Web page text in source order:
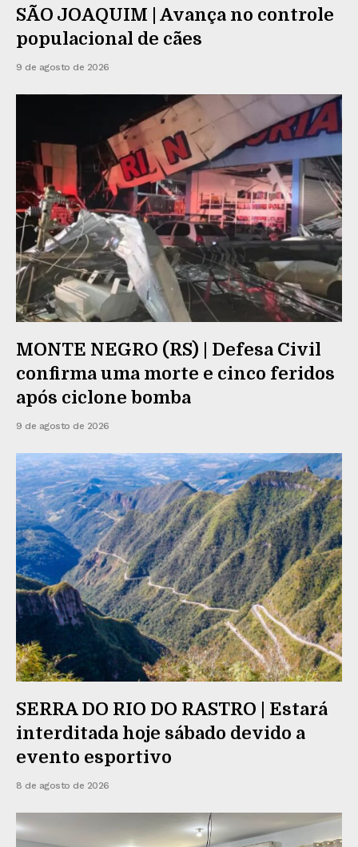
SÃO JOAQUIM | Avança no controle
populacional de cães
9 de agosto de 2026
MONTE NEGRO (RS) | Defesa Civil
confirma uma morte e cinco feridos
após ciclone bomba
9 de agosto de 2026
SERRA DO RIO DO RASTRO | Estará
interditada hoje sábado devido a
evento esportivo
8 de agosto de 2026